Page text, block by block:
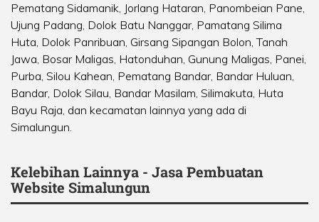
Pematang Sidamanik, Jorlang Hataran, Panombeian Pane,
Ujung Padang, Dolok Batu Nanggar, Pamatang Silima
Huta, Dolok Panribuan, Girsang Sipangan Bolon,Tanah
Jawa, Bosar Maligas, Hatonduhan, Gunung Maligas, Panei,
Purba, Silou Kahean, Pematang Bandar, Bandar Huluan,
Bandar, Dolok Silau, Bandar Masilam, Silimakuta, Huta
Bayu Raja, dan kecamatan lainnya yang ada di
Simalungun.
Kelebihan Lainnya - Jasa Pembuatan
Website Simalungun